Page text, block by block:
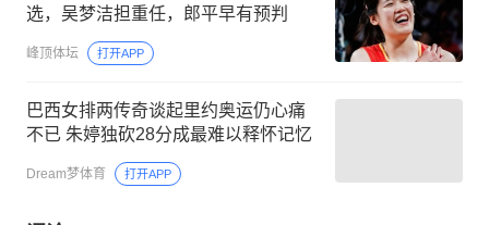
选，吴梦洁担重任，郎平早有预判
峰顶体坛 打开APP
巴西女排两传奇谈起里约奥运仍心痛
不已 朱婷独砍28分成最难以释怀记忆
Dream梦体育 打开APP